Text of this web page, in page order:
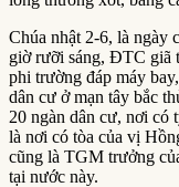
Chúa nhật 2-6, là ngày
giờ rưỡi sáng, ĐTC giã
phi trường đáp máy
dân cư ở mạn tây bắc
20 ngàn dân cư, nơi có
là nơi có tòa của vị
cũng là TGM trưởng
tại nước này.